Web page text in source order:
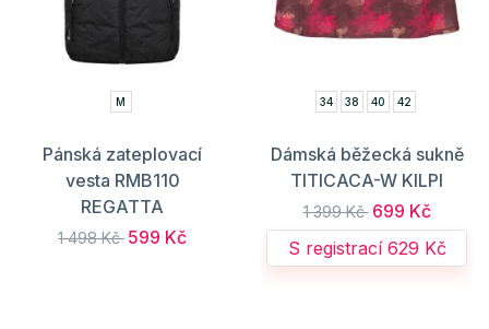
M
Pánská zateplovací
vesta RMB110
REGATTA
1 498 Kč 599 Kč
34 38 40 42
Dámská běžecká sukně
TITICACA-W KILPI
1 399 Kč 699 Kč
S registrací 629 Kč